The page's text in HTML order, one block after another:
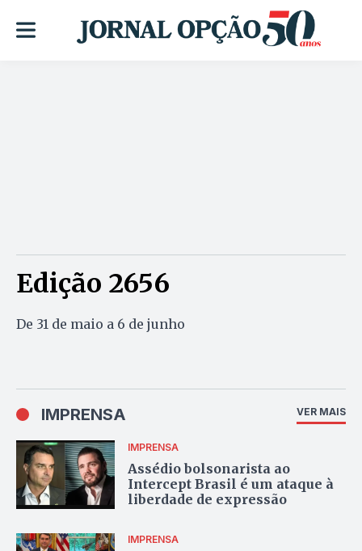
Edição 2656
De 31 de maio a 6 de junho
IMPRENSA VER MAIS
IMPRENSA
Assédio bolsonarista ao
Intercept Brasil é um ataque à
liberdade de expressão
IMPRENSA